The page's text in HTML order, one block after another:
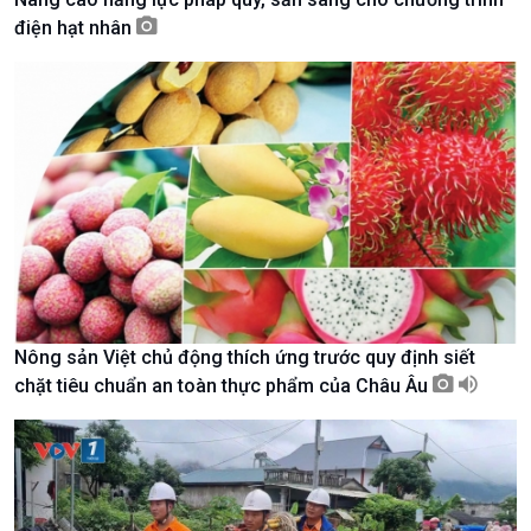
Kinh tế
Tin Kinh tế
Trước giờ mở cửa
Dòng chảy Kinh tế
Sức sống hàng Việt
Khởi nghiệp
Tuyên chiến với gian lận
thương mại
Nông nghiệp & Biển đảo
Tin Nông nghiệp & Biển
đảo
Mùa vàng
Biển đảo Việt Nam
Tâm tình biên giới và hải
đảo
Tìm hiểu biển, đảo Việt
điện hạt nhân
Nông sản Việt chủ động thích ứng trước quy định siết
chặt tiêu chuẩn an toàn thực phẩm của Châu Âu